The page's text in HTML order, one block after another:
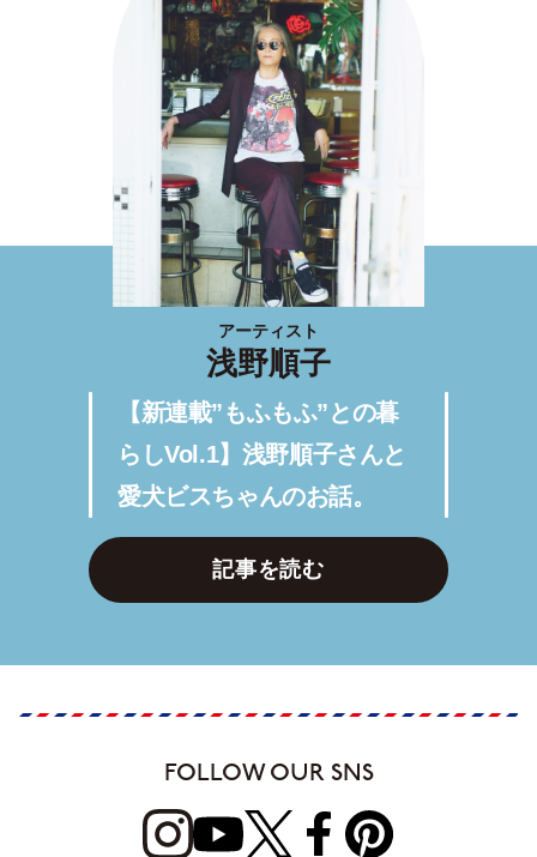
アーティスト
浅野順子
【新連載”もふもふ”との暮
らしVol.1】浅野順子さんと
愛犬ビスちゃんのお話。
記事を読む
FOLLOW OUR SNS